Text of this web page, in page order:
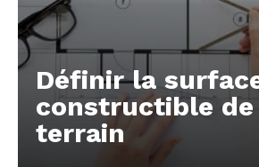
Définir la
constructible de
terrain